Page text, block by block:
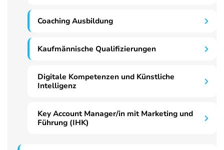
Coaching Ausbildung
Kaufmännische Qualifizierungen
Digitale Kompetenzen und Künstliche
Intelligenz
Key Account Manager/in mit Marketing und
Führung (IHK)